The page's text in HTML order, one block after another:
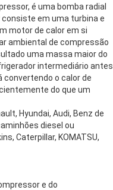
é uma bomba radial
em uma turbina e
motor de calor em si
ambiental de compressão
uma massa maior do
intermediário antes
convertendo o calor de
do que um
Hyundai, Audi, Benz de
diesel ou
Caterpillar, KOMATSU,
e do